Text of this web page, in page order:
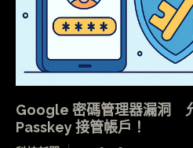
Google 密碼管理器漏洞
Passkey 接管帳戶！